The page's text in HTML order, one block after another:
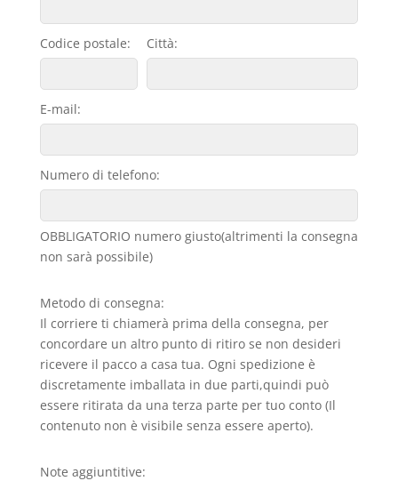
Codice postale: Città:
E-mail:
Numero di telefono:
OBBLIGATORIO numero giusto(altrimenti la consegna
non sarà possibile)
Metodo di consegna:
Il corriere ti chiamerà prima della consegna, per
concordare un altro punto di ritiro se non desideri
ricevere il pacco a casa tua. Ogni spedizione è
discretamente imballata in due parti,quindi può
essere ritirata da una terza parte per tuo conto (Il
contenuto non è visibile senza essere aperto).
Note aggiuntitive: